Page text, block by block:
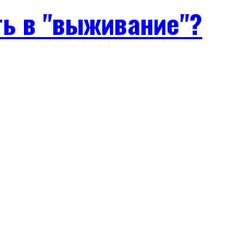
в "выживание"?